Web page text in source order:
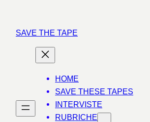
contenuto
SAVE THE TAPE
HOME
SAVE THESE TAPES
INTERVISTE
RUBRICHE